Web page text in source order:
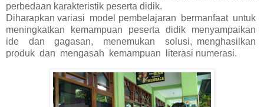
perbedaan karakteristik peserta didik.
Diharapkan variasi model pembelajaran bermanfaat untuk
meningkatkan kemampuan peserta didik menyampaikan
ide dan gagasan, menemukan solusi, menghasilkan
produk dan mengasah kemampuan literasi numerasi.